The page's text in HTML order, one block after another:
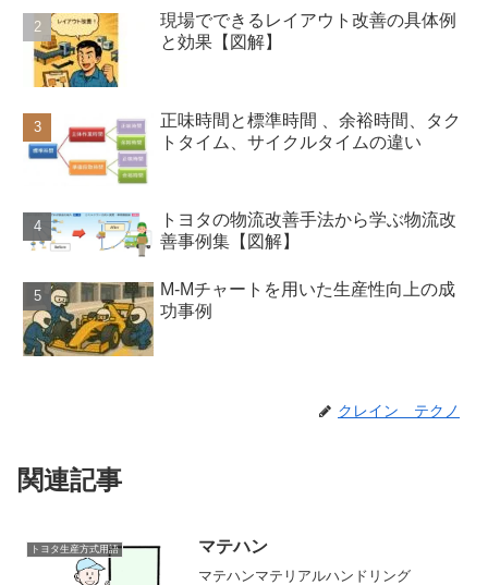
現場でできるレイアウト改善の具体例
と効果【図解】
正味時間と標準時間 、余裕時間、タク
トタイム、サイクルタイムの違い
トヨタの物流改善手法から学ぶ物流改
善事例集【図解】
M-Mチャートを用いた生産性向上の成
功事例
クレイン テクノ
関連記事
トヨタ生産方式用語 マテハン
マテハンマテリアルハンドリング